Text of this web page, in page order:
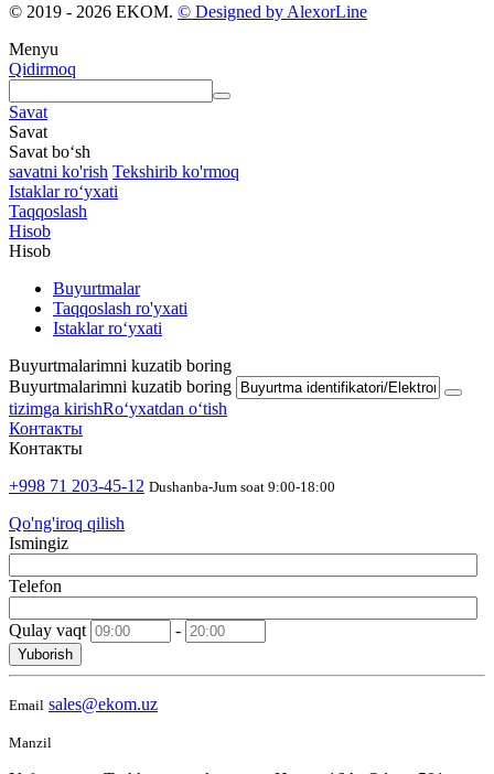
© 2019 - 2026 EKOM. © Designed by AlexorLine
Menyu
Qidirmoq
Savat
Savat
Savat bo‘sh
savatni ko'rish Tekshirib ko'rmoq
Istaklar roʻyxati
Taqqoslash
Hisob
Hisob
Buyurtmalar
Taqqoslash ro'yxati
Istaklar roʻyxati
Buyurtmalarimni kuzatib boring
Buyurtmalarimni kuzatib boring
tizimga kirishRoʻyxatdan oʻtish
Контакты
Контакты
+998 71 203-45-12 Dushanba-Jum soat 9:00-18:00
Qo'ng'iroq qilish
Ismingiz
Telefon
Qulay vaqt -
Yuborish
Email sales@ekom.uz
Manzil